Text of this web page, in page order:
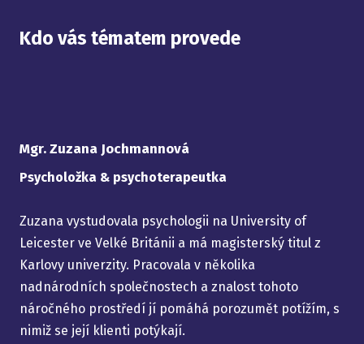
Kdo vás tématem provede
Mgr. Zuzana Jochmannová
Psycholožka & psychoterapeutka
Zuzana vystudovala psychologii na University of
Leicester ve Velké Británii a má magisterský titul z
Karlovy univerzity. Pracovala v několika
nadnárodních společnostech a znalost tohoto
náročného prostředí jí pomáhá porozumět potížím, s
nimiž se její klienti potýkají.